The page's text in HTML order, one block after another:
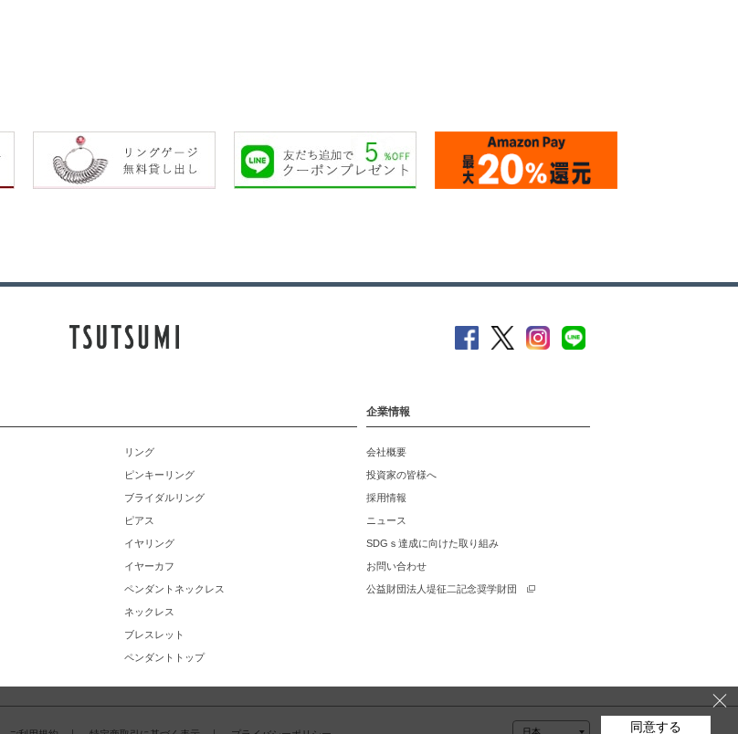
リング
ピンキーリング
ブライダルリング
ピアス
イヤリング
イヤーカフ
ペンダントネックレス
ネックレス
ブレスレット
ペンダントトップ
企業情報
会社概要
投資家の皆様へ
採用情報
ニュース
SDGｓ達成に向けた取り組み
お問い合わせ
公益財団法人堤征二記念奨学財団
同意する